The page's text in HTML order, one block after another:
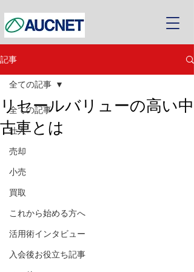
記事
全ての記事
仕入
売却
小売
買取
これから始める方へ
活用術インタビュー
入会後お役立ち記事
全ての記事
リセールバリューの高い中
古車とは